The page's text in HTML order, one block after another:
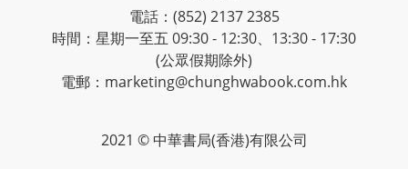
電話：(852) 2137 2385
時間：星期一至五 09:30 - 12:30、13:30 - 17:30
(公眾假期除外)
電郵：marketing@chunghwabook.com.hk
2021 © 中華書局(香港)有限公司